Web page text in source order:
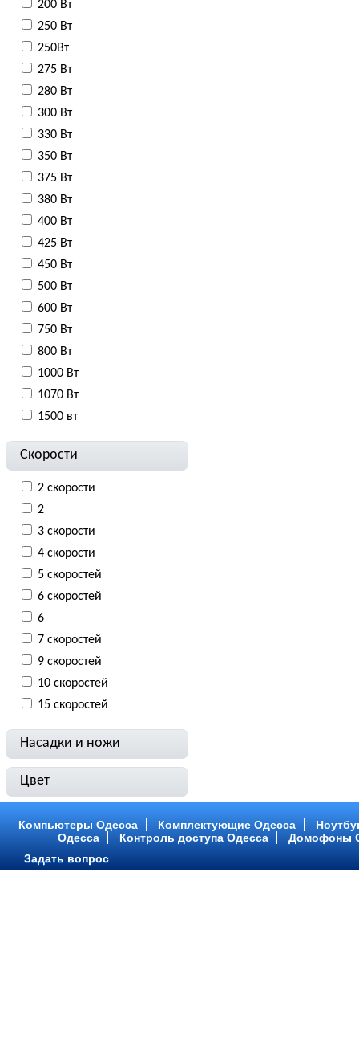
200 Вт
250 Вт
250Вт
275 Вт
280 Вт
300 Вт
330 Вт
350 Вт
375 Вт
380 Вт
400 Вт
425 Вт
450 Вт
500 Вт
600 Вт
750 Вт
800 Вт
1000 Вт
1070 Вт
1500 вт
Скорости
2 скорости
2
3 скорости
4 скорости
5 скоростей
6 скоростей
6
7 скоростей
9 скоростей
10 скоростей
15 скоростей
Насадки и ножи
Цвет
Компьютеры Одесса Комплектующие Одесса
Одесса
Контроль доступа Одесса
Домофоны
Задать вопрос